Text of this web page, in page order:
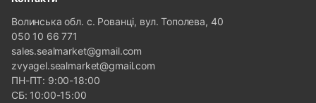
+38 050 1066771
+38 063 1066771
+38 096 1911330
+38 096 1911230
Волинська обл. с. Рованці, вул. Тополева, 40
050 10 66 771
sales.sealmarket@gmail.com
zvyagel.sealmarket@gmail.com
ПН-ПТ: 9:00-18:00
СБ: 10:00-15:00